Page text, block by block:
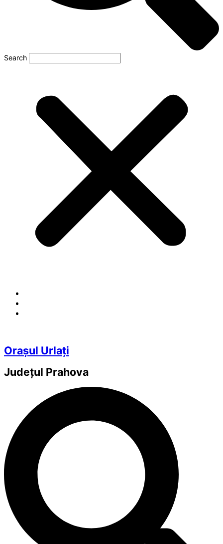
Search
Orașul Urlați
Județul Prahova